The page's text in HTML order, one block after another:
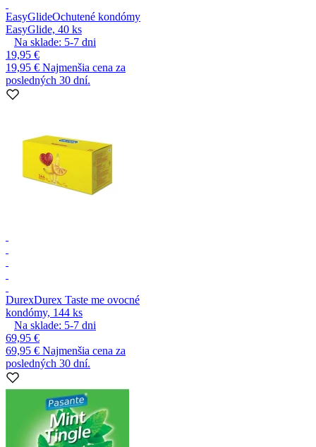
EasyGlideOchutené kondómy
EasyGlide, 40 ks
Na sklade: 5-7 dni
19,95 €
19,95 € Najmenšia cena za
posledných 30 dní.
DurexDurex Taste me ovocné
kondómy, 144 ks
Na sklade: 5-7 dni
69,95 €
69,95 € Najmenšia cena za
posledných 30 dní.